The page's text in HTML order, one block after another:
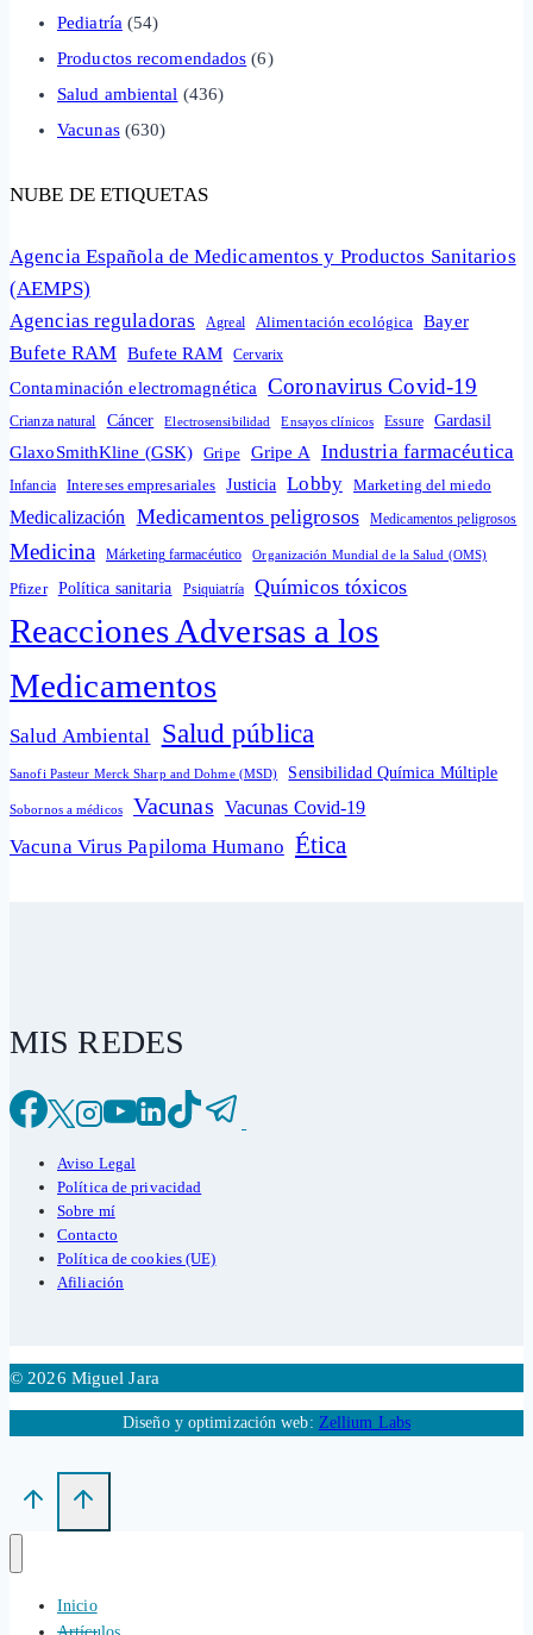
Pediatría(54)
Productos recomendados (6)
Salud ambiental (436)
Vacunas(630)
NUBE DE ETIQUETAS
Agencia Española de Medicamentos y Productos Sanitarios
(AEMPS)
Agencias reguladoras
Agreal Alimentación ecológica Bayer
Bufete RAM Bufete RAM Cervarix
Contaminación electromagnética Coronavirus Covid-19
Crianza natural Cáncer Electrosensibilidad Ensayos clínicos Essure Gardasil
GlaxoSmithKline (GSK) Gripe Gripe A Industria farmacéutica
Infancia Intereses empresariales Justicia Lobby Marketing del miedo
Medicalización Medicamentos peligrosos Medicamentos peligrosos
Medicina Márketing farmacéutico Organización Mundial de la Salud (OMS)
Pfizer Política sanitaria Psiquiatría Químicos tóxicos
Reacciones Adversas a los
Medicamentos
Salud Ambiental Salud pública
Sanofi Pasteur Merck Sharp and Dohme (MSD) Sensibilidad Química Múltiple
Sobornos a médicos Vacunas Vacunas Covid-19
Vacuna Virus Papiloma Humano Ética
MIS REDES
Aviso Legal
Política de privacidad
Sobre mí
Contacto
Política de cookies (UE)
Afiliación
© 2026 Miguel Jara
Diseño y optimización web: Zellium Labs
Inicio